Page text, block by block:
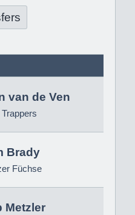
van de Ven
Brady
Füchse
Metzler